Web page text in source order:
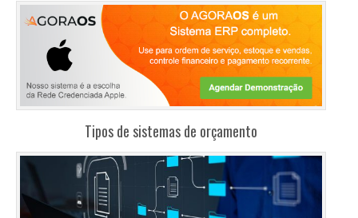
Tipos de sistemas de orçamento